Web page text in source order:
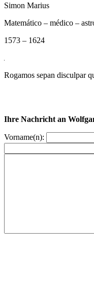
Simon Marius
Matemático – médico –
1573 – 1624
Rogamos sepan disculpar
Ihre Nachricht an
Vorname(n):